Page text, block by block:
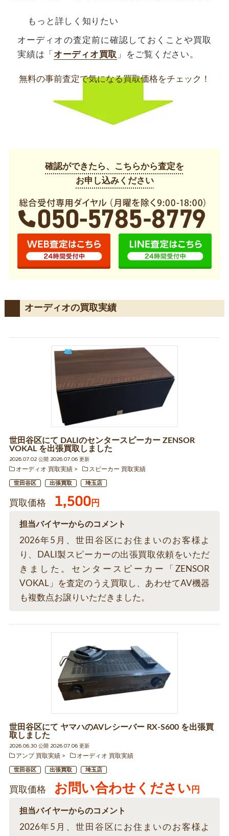
もっと詳しく知りたい
オーディオの査定前に確認しておくことや買取
実績は「 オーディオ買取 」をご覧ください。
無料の事前査定で気になる買取価格をチェック！
確認ができたら、こちらから査定を
お申し込みください
オーディオの買取実績
世田谷区にて DALIのセンタースピーカー ZENSOR
VOKAL を出張買取しました
2026.07.02 公開 2026.07.06 更新
オーディオ 買取実績
スピーカー 買取実績
世田谷区 出張買取 埼玉店
買取価格 1,500円
担当バイヤーからのコメント
2026年5月、世田谷区にお住まいのお客様よ
り、DALI製スピーカーの出張買取依頼をいただ
きました。センタースピーカー「ZENSOR
VOKAL」を査定のうえ買取し、あわせてAV機器
も複数点お譲りいただきました。
世田谷区にて ヤマハのAVレシーバー RX-S600 を出張買
取しました
2026.06.30 公開 2026.07.06 更新
アンプ 買取実績
オーディオ 買取実績
世田谷区 出張買取 埼玉店
買取価格 お問い合わせください 円
担当バイヤーからのコメント
2026年5月、世田谷区にお住まいのお客様よ